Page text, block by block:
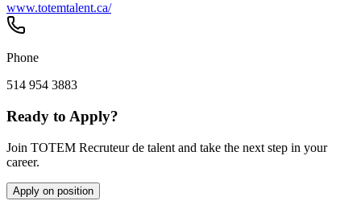
www.totemtalent.ca/
Phone
514 954 3883
Ready to Apply?
Join TOTEM Recruteur de talent and take the next step in your
career.
Apply on position